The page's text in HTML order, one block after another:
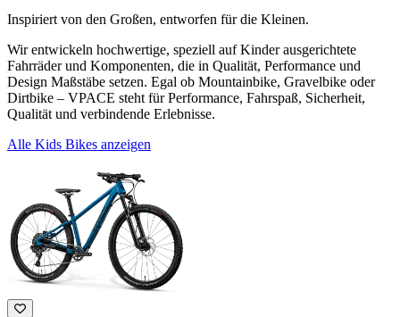
Inspiriert von den Großen, entworfen für die Kleinen.
Wir entwickeln hochwertige, speziell auf Kinder ausgerichtete
Fahrräder und Komponenten, die in Qualität, Performance und
Design Maßstäbe setzen. Egal ob Mountainbike, Gravelbike oder
Dirtbike – VPACE steht für Performance, Fahrspaß, Sicherheit,
Qualität und verbindende Erlebnisse.
Alle Kids Bikes anzeigen